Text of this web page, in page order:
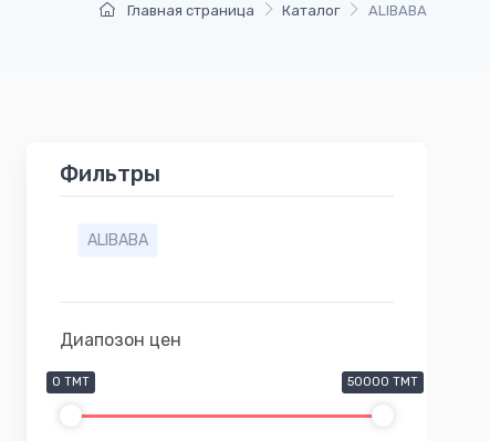
Главная страница Каталог ALIBABA
Фильтры
ALIBABA
Диапозон цен
0 TMT 50000 TMT